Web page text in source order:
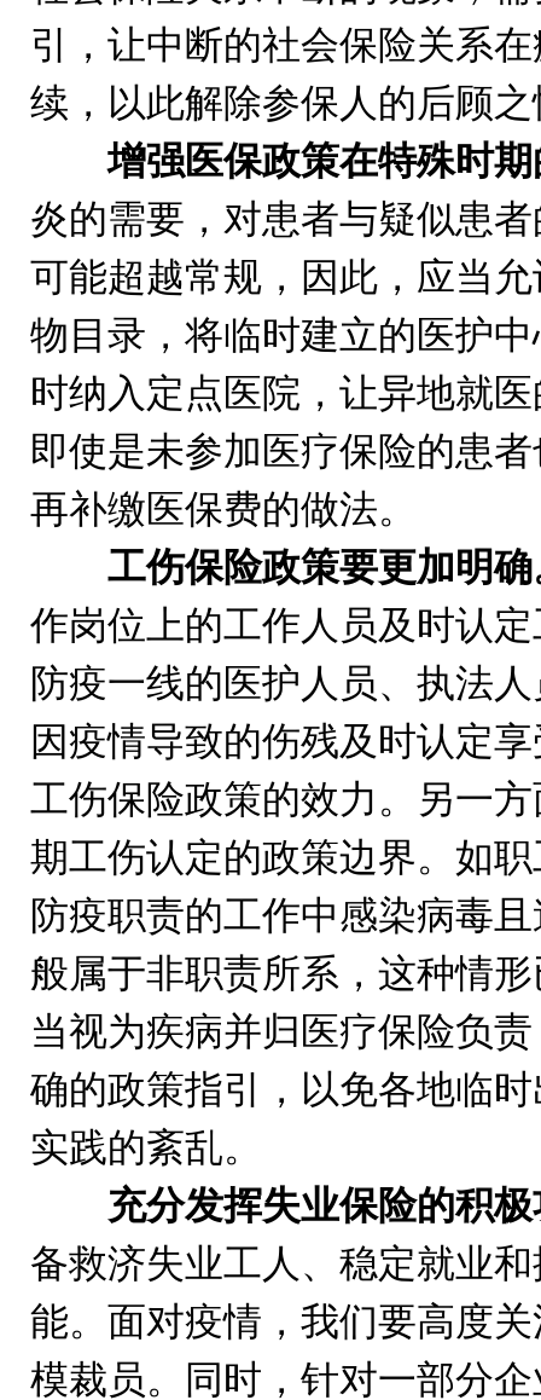
引，让中断的社会保险关系
续，以此解除参保人的后顾
增强医保政策在特殊时
炎的需要，对患者与疑似患
可能超越常规，因此，应当
物目录，将临时建立的医护
时纳入定点医院，让异地就
即使是未参加医疗保险的患
再补缴医保费的做法。
工伤保险政策要更加明确
作岗位上的工作人员及时认
防疫一线的医护人员、执法
因疫情导致的伤残及时认定
工伤保险政策的效力。另一
期工伤认定的政策边界。如
防疫职责的工作中感染病毒
般属于非职责所系，这种情
当视为疾病并归医疗保险负
确的政策指引，以免各地临
实践的紊乱。
充分发挥失业保险的积
备救济失业工人、稳定就业
能。面对疫情，我们要高度
模裁员。同时，针对一部分